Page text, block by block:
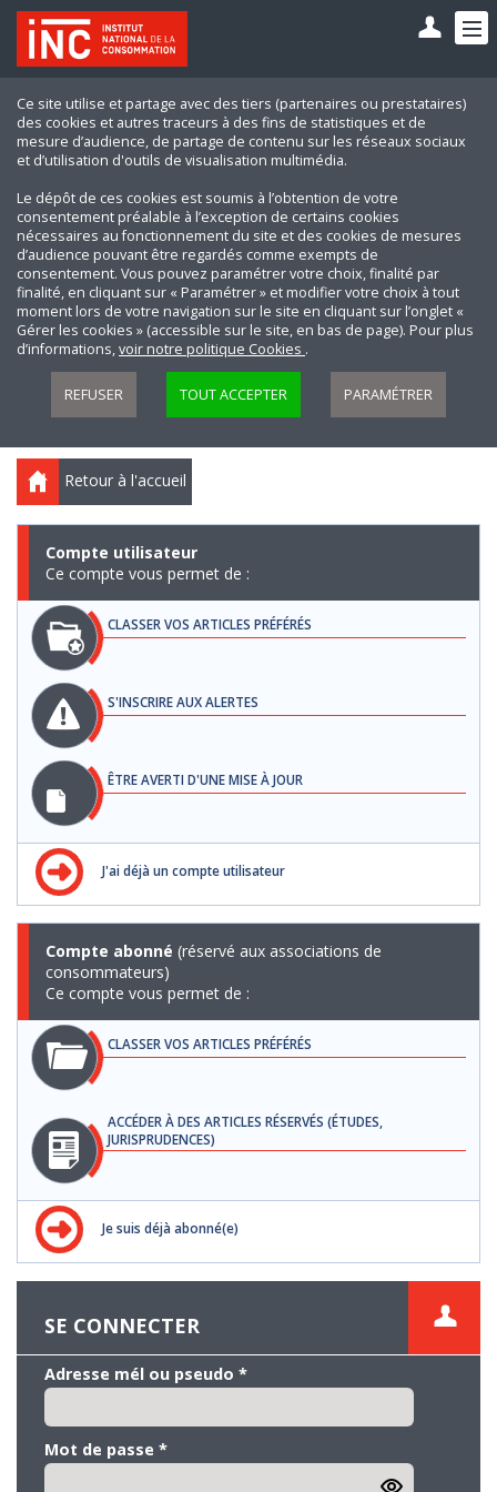
Ce site utilise et partage avec des tiers (partenaires ou prestataires)
des cookies et autres traceurs à des fins de statistiques et de
mesure d’audience, de partage de contenu sur les réseaux sociaux
et d’utilisation d'outils de visualisation multimédia.
Le dépôt de ces cookies est soumis à l’obtention de votre
consentement préalable à l’exception de certains cookies
nécessaires au fonctionnement du site et des cookies de mesures
d’audience pouvant être regardés comme exempts de
consentement. Vous pouvez paramétrer votre choix, finalité par
finalité, en cliquant sur « Paramétrer » et modifier votre choix à tout
moment lors de votre navigation sur le site en cliquant sur l’onglet «
Gérer les cookies » (accessible sur le site, en bas de page). Pour plus
d’informations,voir notre politique Cookies .
REFUSER TOUT ACCEPTER PARAMÉTRER
Retour à l'accueil
Compte utilisateur
Ce compte vous permet de :
CLASSER VOS ARTICLES PRÉFÉRÉS
S'INSCRIRE AUX ALERTES
ÊTRE AVERTI D'UNE MISE À JOUR
J'ai déjà un compte utilisateur
Compte abonné (réservé aux associations de
consommateurs)
Ce compte vous permet de :
CLASSER VOS ARTICLES PRÉFÉRÉS
ACCÉDER À DES ARTICLES RÉSERVÉS (ÉTUDES,
JURISPRUDENCES)
Je suis déjà abonné(e)
SE CONNECTER
Adresse mél ou pseudo *
Mot de passe *